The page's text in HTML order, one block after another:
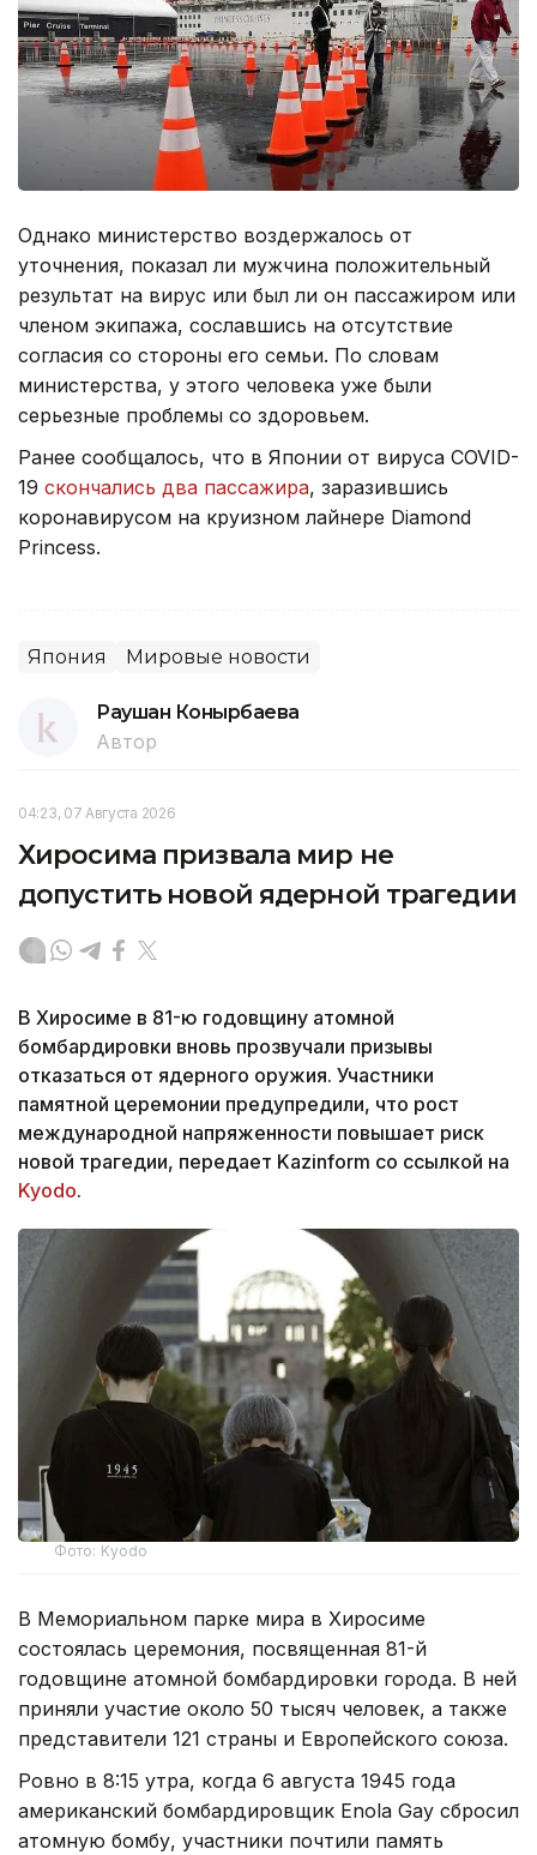
Однако министерство воздержалось от
уточнения, показал ли мужчина положительный
результат на вирус или был ли он пассажиром или
членом экипажа, сославшись на отсутствие
согласия со стороны его семьи. По словам
министерства, у этого человека уже были
серьезные проблемы со здоровьем.
Ранее сообщалось, что в Японии от вируса COVID-
19 скончались два пассажира, заразившись
коронавирусом на круизном лайнере Diamond
Princess.
Япония Мировые новости
Раушан Конырбаева
Автор
04:23, 07 Августа 2026
Хиросима призвала мир не
допустить новой ядерной трагедии
В Хиросиме в 81-ю годовщину атомной
бомбардировки вновь прозвучали призывы
отказаться от ядерного оружия. Участники
памятной церемонии предупредили, что рост
международной напряженности повышает риск
новой трагедии, передает Kazinform со ссылкой на
Kyodo.
Фото: Kyodo
В Мемориальном парке мира в Хиросиме
состоялась церемония, посвященная 81-й
годовщине атомной бомбардировки города. В ней
приняли участие около 50 тысяч человек, а также
представители 121 страны и Европейского союза.
Ровно в 8:15 утра, когда 6 августа 1945 года
американский бомбардировщик Enola Gay сбросил
атомную бомбу, участники почтили память